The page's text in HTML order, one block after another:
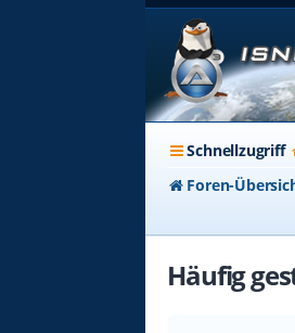
Schnellzugriff
Foren-
Häufig